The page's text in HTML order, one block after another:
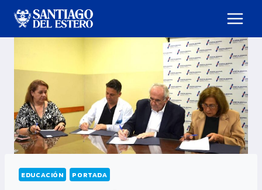
EDUCACIÓN PORTADA